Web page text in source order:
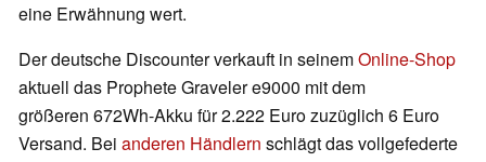
eine Erwähnung wert.
Der deutsche Discounter verkauft in seinemOnline-Shop
aktuell das Prophete Graveler e9000 mit dem
größeren 672Wh-Akku für 2.222 Euro zuzüglich 6 Euro
Versand. Bei anderen Händlern schlägt das vollgefederte